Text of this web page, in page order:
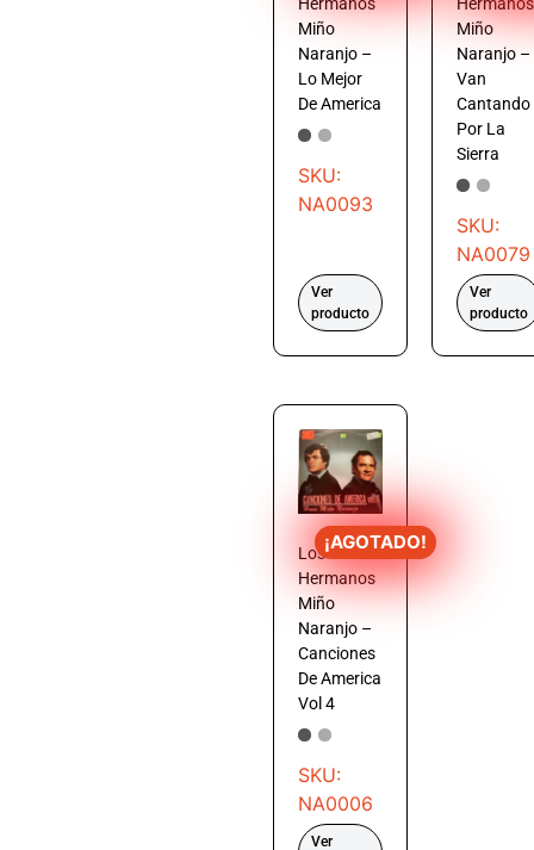
Miño
Naranjo –
Lo Mejor
De America
SKU:
NA0093
Ver
producto
Miño
Naranjo –
Van
Cantando
Por La
Sierra
SKU:
NA0079
Ver
producto
¡AGOTADO!
Los
Hermanos
Miño
Naranjo –
Canciones
De America
Vol 4
SKU:
NA0006
Ver